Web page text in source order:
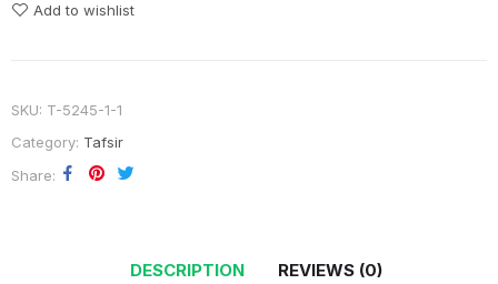
Add to wishlist
SKU: T-5245-1-1
Category: Tafsir
Share
DESCRIPTION REVIEWS (0)